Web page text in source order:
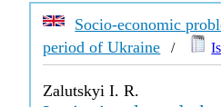
Socio-economic
period of Ukraine /
Zalutskyi I. R.